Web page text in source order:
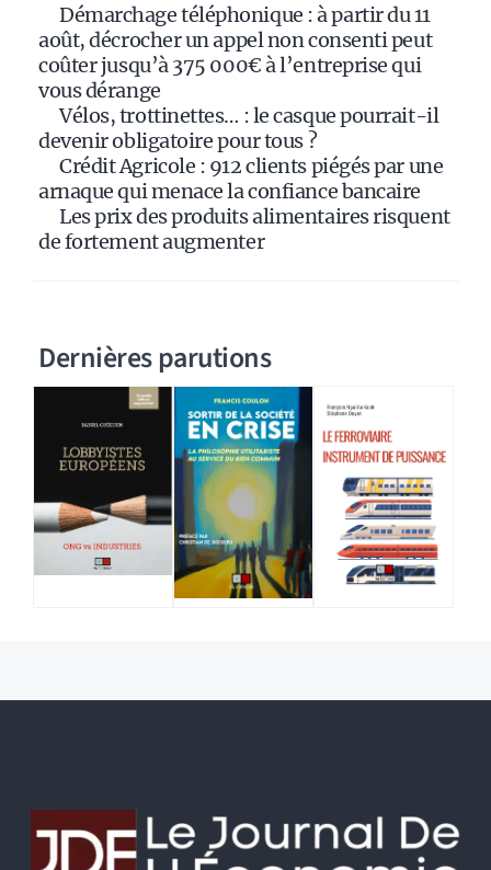
Démarchage téléphonique : à partir du 11
août, décrocher un appel non consenti peut
coûter jusqu’à 375 000€ à l’entreprise qui
vous dérange
Vélos, trottinettes… : le casque pourrait-il
devenir obligatoire pour tous ?
Crédit Agricole : 912 clients piégés par une
arnaque qui menace la confiance bancaire
Les prix des produits alimentaires risquent
de fortement augmenter
Dernières parutions